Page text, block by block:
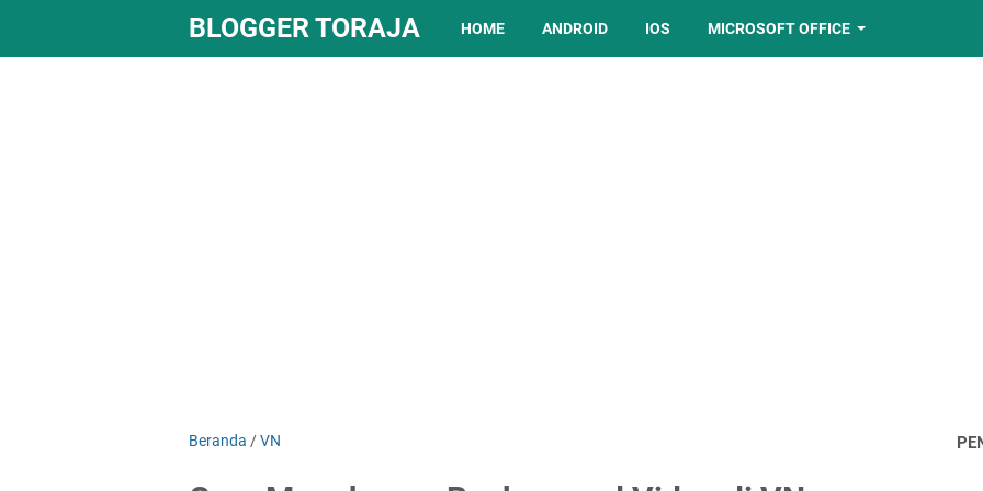
BLOGGER TORAJA HOME ANDROID IOS MICROSOFT OFFICE
Beranda /VN